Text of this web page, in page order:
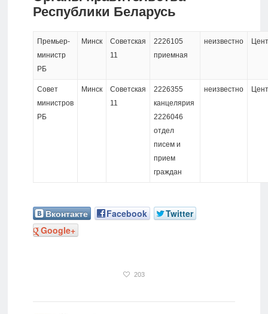
магазины
Контакты
Республики Беларусь
Премьер-
министр
РБ
Минск
Советская
11
2226105
приемная
неизвестно
Совет
министров
РБ
Минск
Советская
11
2226355
канцелярия
2226046
отдел
писем и
прием
граждан
неизвестно
Вконтакте Facebook
Twitter
Google+
203